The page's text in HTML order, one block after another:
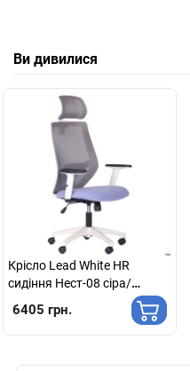
Ви дивилися
Крісло Lead White HR
сидіння Нест-08 сіра/
спинка Сітка HY-109 сіра
6405 грн.